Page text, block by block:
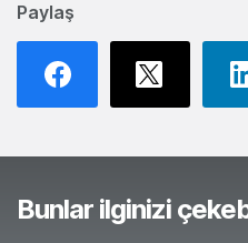
Paylaş
Bunlar ilginizi